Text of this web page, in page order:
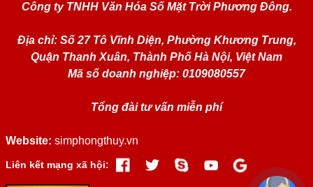
Website: simphongthuy.vn
Liên kết mạng xã hội:
Công ty TNHH Văn Hóa Số Mặt Trời Phương Đông.
Địa chỉ: Số 27 Tô Vĩnh Diện, Phường Khương Trung,
Quận Thanh Xuân, Thành Phố Hà Nội, Việt Nam
Mã số doanh nghiệp: 0109080557
Tổng đài tư vấn miễn phí